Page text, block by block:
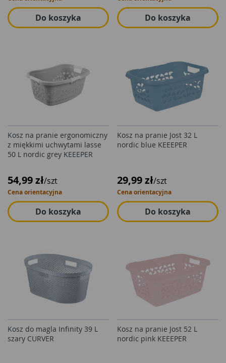
Do koszyka Do koszyka
Kosz na pranie ergonomiczny
z miękkimi uchwytami lasse
50 L nordic grey KEEEPER
54,99 zł/szt
Cena orientacyjna
Do koszyka
Kosz na pranie Jost 32 L
nordic blue KEEEPER
29,99 zł/szt
Cena orientacyjna
Do koszyka
Kosz do magla Infinity 39 L
szary CURVER
Kosz na pranie Jost 52 L
nordic pink KEEEPER